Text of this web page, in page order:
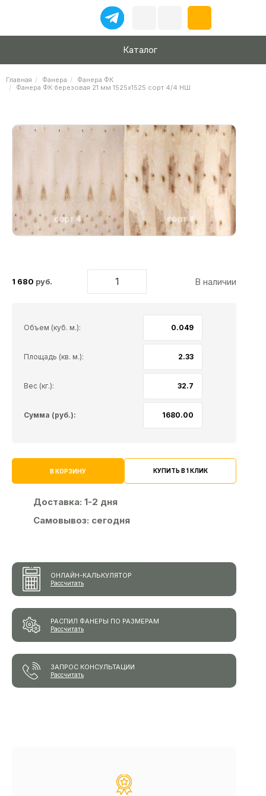
Каталог
Главная Фанера
Фанера ФК
Фанера ФК березовая 21 мм 1525х1525 сорт 4/4 НШ
1 680 руб. В наличии
Объем (куб. м.):
Площадь (кв. м.):
Вес (кг.):
Сумма (руб.):
В КОРЗИНУ КУПИТЬ В 1 КЛИК
Доставка: 1-2 дня
Самовывоз: сегодня
ОНЛАЙН-КАЛЬКУЛЯТОР
Рассчитать
РАСПИЛ ФАНЕРЫ ПО РАЗМЕРАМ
Рассчитать
ЗАПРОС КОНСУЛЬТАЦИИ
Рассчитать